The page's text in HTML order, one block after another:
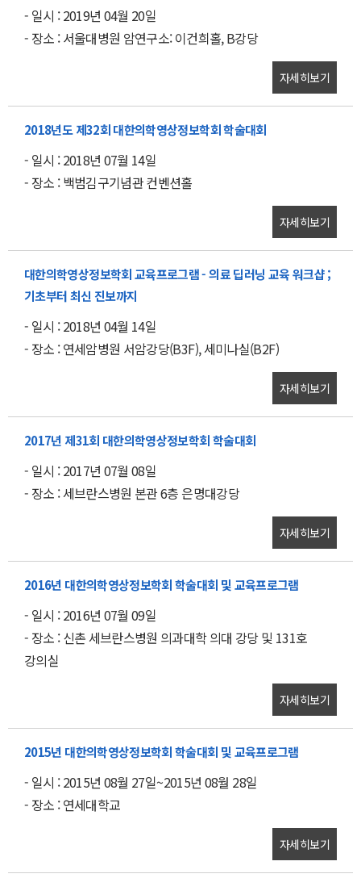
- 일시 : 2019년 04월 20일
- 장소 : 서울대병원 암연구소: 이건희홀, B강당
자세히보기
2018년도 제32회 대한의학영상정보학회 학술대회
- 일시 : 2018년 07월 14일
- 장소 : 백범김구기념관 컨벤션홀
자세히보기
대한의학영상정보학회 교육프로그램 - 의료 딥러닝 교육 워크샵 ;
기초부터 최신 진보까지
- 일시 : 2018년 04월 14일
- 장소 : 연세암병원 서암강당(B3F), 세미나실(B2F)
자세히보기
2017년 제31회 대한의학영상정보학회 학술대회
- 일시 : 2017년 07월 08일
- 장소 : 세브란스병원 본관 6층 은명대강당
자세히보기
2016년 대한의학영상정보학회 학술대회 및 교육프로그램
- 일시 : 2016년 07월 09일
- 장소 : 신촌 세브란스병원 의과대학 의대 강당 및 131호
강의실
자세히보기
2015년 대한의학영상정보학회 학술대회 및 교육프로그램
- 일시 : 2015년 08월 27일~2015년 08월 28일
- 장소 : 연세대학교
자세히보기